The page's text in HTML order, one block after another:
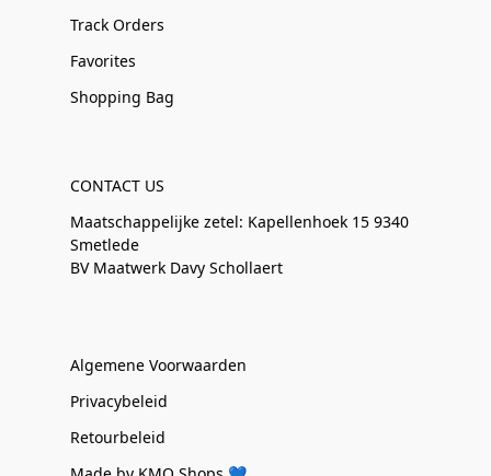
Track Orders
Favorites
Shopping Bag
CONTACT US
Maatschappelijke zetel: Kapellenhoek 15 9340
Smetlede
BV Maatwerk Davy Schollaert
Algemene Voorwaarden
Privacybeleid
Retourbeleid